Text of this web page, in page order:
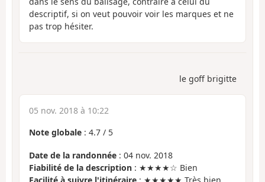
descriptif, si on veut pouvoir voir les marques et ne
pas trop hésiter.
le goff brigitte
05 nov. 2018 à 10:22
Note globale : 4.7 / 5
Date de la randonnée : 04 nov. 2018
Fiabilité de la description : ★★★★☆ Bien